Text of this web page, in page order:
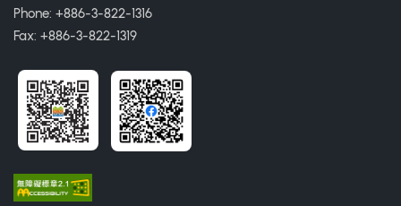
Phone: +886-3-822-1316
Fax: +886-3-822-1319